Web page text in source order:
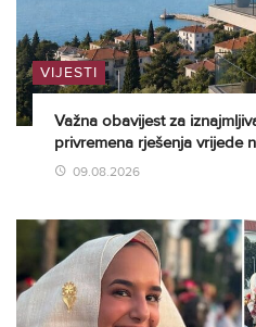
VIJESTI
Važna obavijest za
privremena rješenja vrijede
09.08.2026